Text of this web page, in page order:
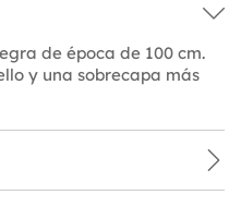
de época de 100 cm.
y una sobrecapa más